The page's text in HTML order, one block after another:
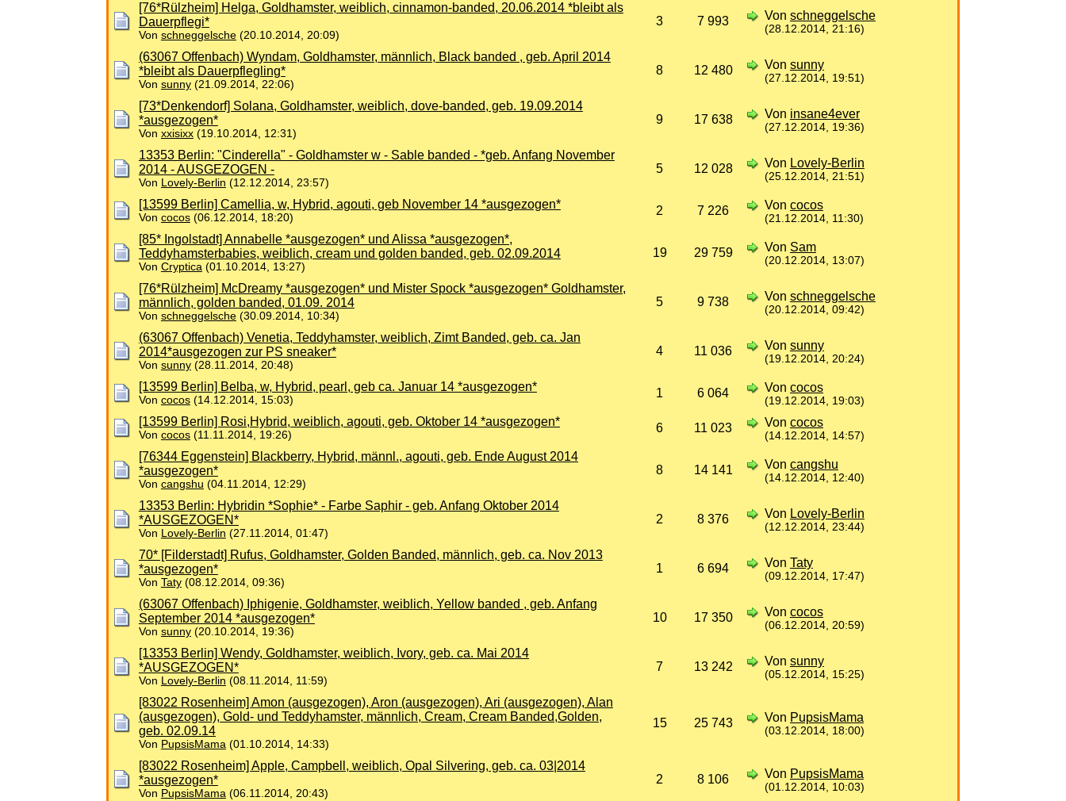
[76*Rülzheim] Helga, Goldhamster, weiblich, cinnamon-banded, 20.06.2014 *bleibt als
Dauerpflegi*
Von schneggelsche(20.10.2014, 20:09)
3 7 993 Von schneggelsche
(28.12.2014, 21:16)
(63067 Offenbach) Wyndam, Goldhamster, männlich, Black banded , geb. April 2014
*bleibt als Dauerpflegling*
Von sunny(21.09.2014, 22:06)
8 12 480 Von sunny
(27.12.2014, 19:51)
[73*Denkendorf] Solana, Goldhamster, weiblich, dove-banded, geb. 19.09.2014
*ausgezogen*
Von xxisixx(19.10.2014, 12:31)
9 17 638 Von insane4ever
(27.12.2014, 19:36)
13353 Berlin: "Cinderella" - Goldhamster w - Sable banded - *geb. Anfang November
2014 - AUSGEZOGEN -
Von Lovely-Berlin (12.12.2014, 23:57)
5 12 028 Von Lovely-Berlin
(25.12.2014, 21:51)
[13599 Berlin] Camellia, w, Hybrid, agouti, geb November 14 *ausgezogen*
Von cocos(06.12.2014, 18:20)
2 7 226 Von cocos
(21.12.2014, 11:30)
[85* Ingolstadt] Annabelle *ausgezogen* und Alissa *ausgezogen*,
Teddyhamsterbabies, weiblich, cream und golden banded, geb. 02.09.2014
Von Cryptica(01.10.2014, 13:27)
19 29 759 Von Sam
(20.12.2014, 13:07)
[76*Rülzheim] McDreamy *ausgezogen* und Mister Spock *ausgezogen* Goldhamster,
männlich, golden banded, 01.09. 2014
Von schneggelsche(30.09.2014, 10:34)
5 9 738 Von schneggelsche
(20.12.2014, 09:42)
(63067 Offenbach) Venetia, Teddyhamster, weiblich, Zimt Banded, geb. ca. Jan
2014*ausgezogen zur PS sneaker*
Von sunny(28.11.2014, 20:48)
4 11 036 Von sunny
(19.12.2014, 20:24)
[13599 Berlin] Belba, w, Hybrid, pearl, geb ca. Januar 14 *ausgezogen*
Von cocos(14.12.2014, 15:03)
1 6 064 Von cocos
(19.12.2014, 19:03)
[13599 Berlin] Rosi,Hybrid, weiblich, agouti, geb. Oktober 14 *ausgezogen*
Von cocos(11.11.2014, 19:26)
6 11 023 Von cocos
(14.12.2014, 14:57)
[76344 Eggenstein] Blackberry, Hybrid, männl., agouti, geb. Ende August 2014
*ausgezogen*
Von cangshu (04.11.2014, 12:29)
8 14 141 Von cangshu
(14.12.2014, 12:40)
13353 Berlin: Hybridin *Sophie* - Farbe Saphir - geb. Anfang Oktober 2014
*AUSGEZOGEN*
Von Lovely-Berlin (27.11.2014, 01:47)
2 8 376 Von Lovely-Berlin
(12.12.2014, 23:44)
70* [Filderstadt] Rufus, Goldhamster, Golden Banded, männlich, geb. ca. Nov 2013
*ausgezogen*
Von Taty(08.12.2014, 09:36)
1 6 694 Von Taty
(09.12.2014, 17:47)
(63067 Offenbach) Iphigenie, Goldhamster, weiblich, Yellow banded , geb. Anfang
September 2014 *ausgezogen*
Von sunny(20.10.2014, 19:36)
10 17 350 Von cocos
(06.12.2014, 20:59)
[13353 Berlin] Wendy, Goldhamster, weiblich, Ivory, geb. ca. Mai 2014
*AUSGEZOGEN*
Von Lovely-Berlin (08.11.2014, 11:59)
7 13 242 Von sunny
(05.12.2014, 15:25)
[83022 Rosenheim] Amon (ausgezogen), Aron (ausgezogen), Ari (ausgezogen), Alan
(ausgezogen), Gold- und Teddyhamster, männlich, Cream, Cream Banded,Golden,
geb. 02.09.14
Von PupsisMama(01.10.2014, 14:33)
15 25 743 Von PupsisMama
(03.12.2014, 18:00)
[83022 Rosenheim] Apple, Campbell, weiblich, Opal Silvering, geb. ca. 03|2014
*ausgezogen*
Von PupsisMama(06.11.2014, 20:43)
2 8 106 Von PupsisMama
(01.12.2014, 10:03)